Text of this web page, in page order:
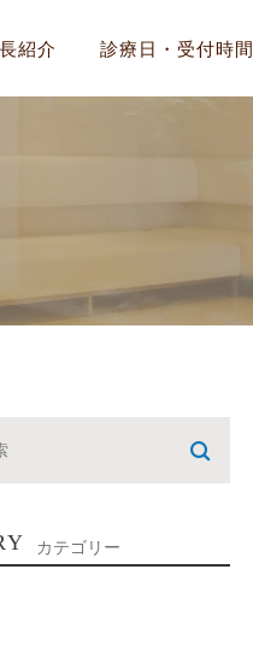
紹介 診療日・受付時間
カテゴリー